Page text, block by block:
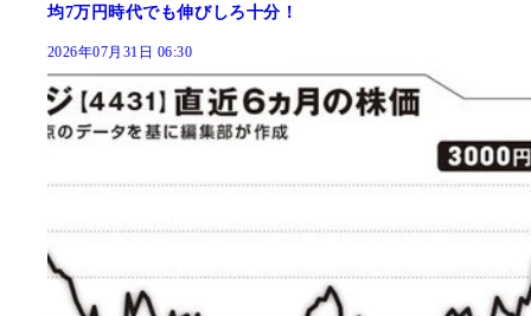
均7万円時代でも伸びしろ十分！
2026年07月31日 06:30